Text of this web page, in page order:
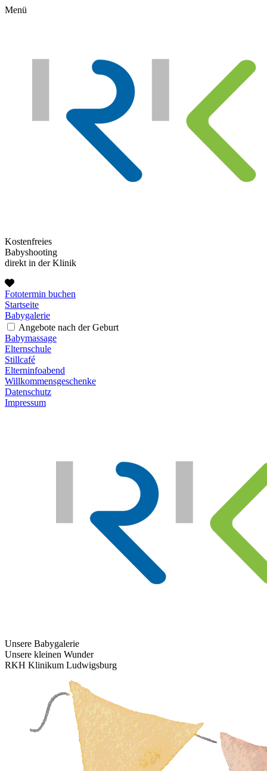
Menü
Kostenfreies
Babyshooting
direkt in der Klinik
Fototermin buchen
Startseite
Babygalerie
Angebote nach der Geburt
Babymassage
Elternschule
Stillcafé
Elterninfoabend
Willkommensgeschenke
Datenschutz
Impressum
Unsere Babygalerie
Unsere kleinen Wunder
RKH Klinikum Ludwigsburg